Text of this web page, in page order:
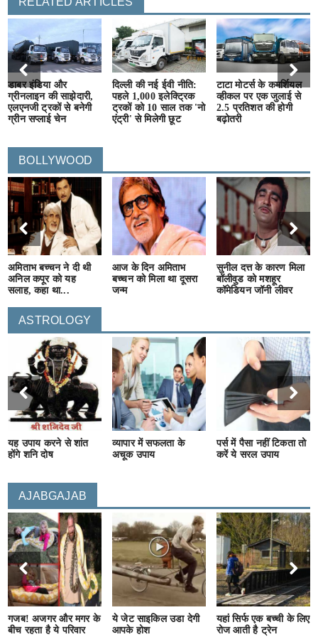
डाबर इंडिया और
ग्रीनलाइन की साझेदारी,
एलएनजी ट्रकों से बनेगी
ग्रीन सप्लाई चेन
दिल्ली की नई ईवी नीति:
पहले 1,000 इलेक्ट्रिक
ट्रकों को 10 साल तक 'नो
एंट्री' से मिलेगी छूट
टाटा मोटर्स के कमर्शियल
व्हीकल पर एक जुलाई से
2.5 प्रतिशत की होगी
बढ़ोतरी
BOLLYWOOD
अमिताभ बच्चन ने दी थी
अनिल कपूर को यह
सलाह, कहा था...
आज के दिन अमिताभ
बच्चन को मिला था दूसरा
जन्म
सुनील दत्त के कारण मिला
बॉलीवुड को मशहूर
कॉमेडियन जॉनी लीवर
ASTROLOGY
यह उपाय करने से शांत
होंगे शनि दोष
व्यापार में सफलता के
अचूक उपाय
पर्स में पैसा नहीं टिकता तो
करें ये सरल उपाय
AJABGAJAB
गजब! अजगर और मगर के
बीच रहता है ये परिवार
ये जेट साइकिल उडा देगी
आपके होश
यहां सिर्फ एक बच्ची के लिए
रोज आती है ट्रेन